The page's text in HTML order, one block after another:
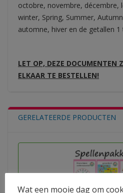
octobre, novembre, décembre,
winter, Spring, Summer,
automne, hiver en de getallen 1
LET OP, DEZE DOCUMENTEN
ELKAAR TE BESTELLEN!
GERELATEERDE PRODUCTEN
Wat een mooie dag om